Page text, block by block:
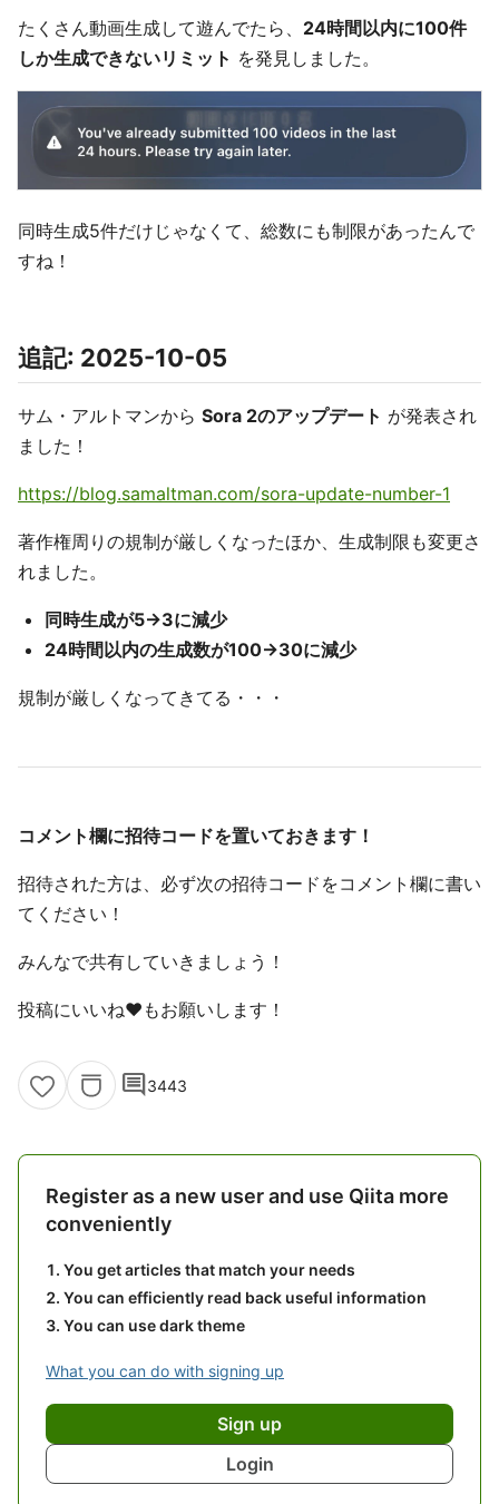
たくさん動画生成して遊んでたら、 24時間以内に100件
しか生成できないリミット を発見しました。
同時生成5件だけじゃなくて、総数にも制限があったんで
すね！
追記: 2025-10-05
サム・アルトマンから Sora 2のアップデート が発表され
ました！
https://blog.samaltman.com/sora-update-number-1
著作権周りの規制が厳しくなったほか、生成制限も変更さ
れました。
同時生成が5→3に減少
24時間以内の生成数が100→30に減少
規制が厳しくなってきてる・・・
コメント欄に招待コードを置いておきます！
招待された方は、必ず次の招待コードをコメント欄に書い
てください！
みんなで共有していきましょう！
投稿にいいね❤️もお願いします！
comment3443
Register as a new user and use Qiita more
conveniently
You get articles that match your needs
You can efficiently read back useful information
You can use dark theme
What you can do with signing up
Sign up
Login